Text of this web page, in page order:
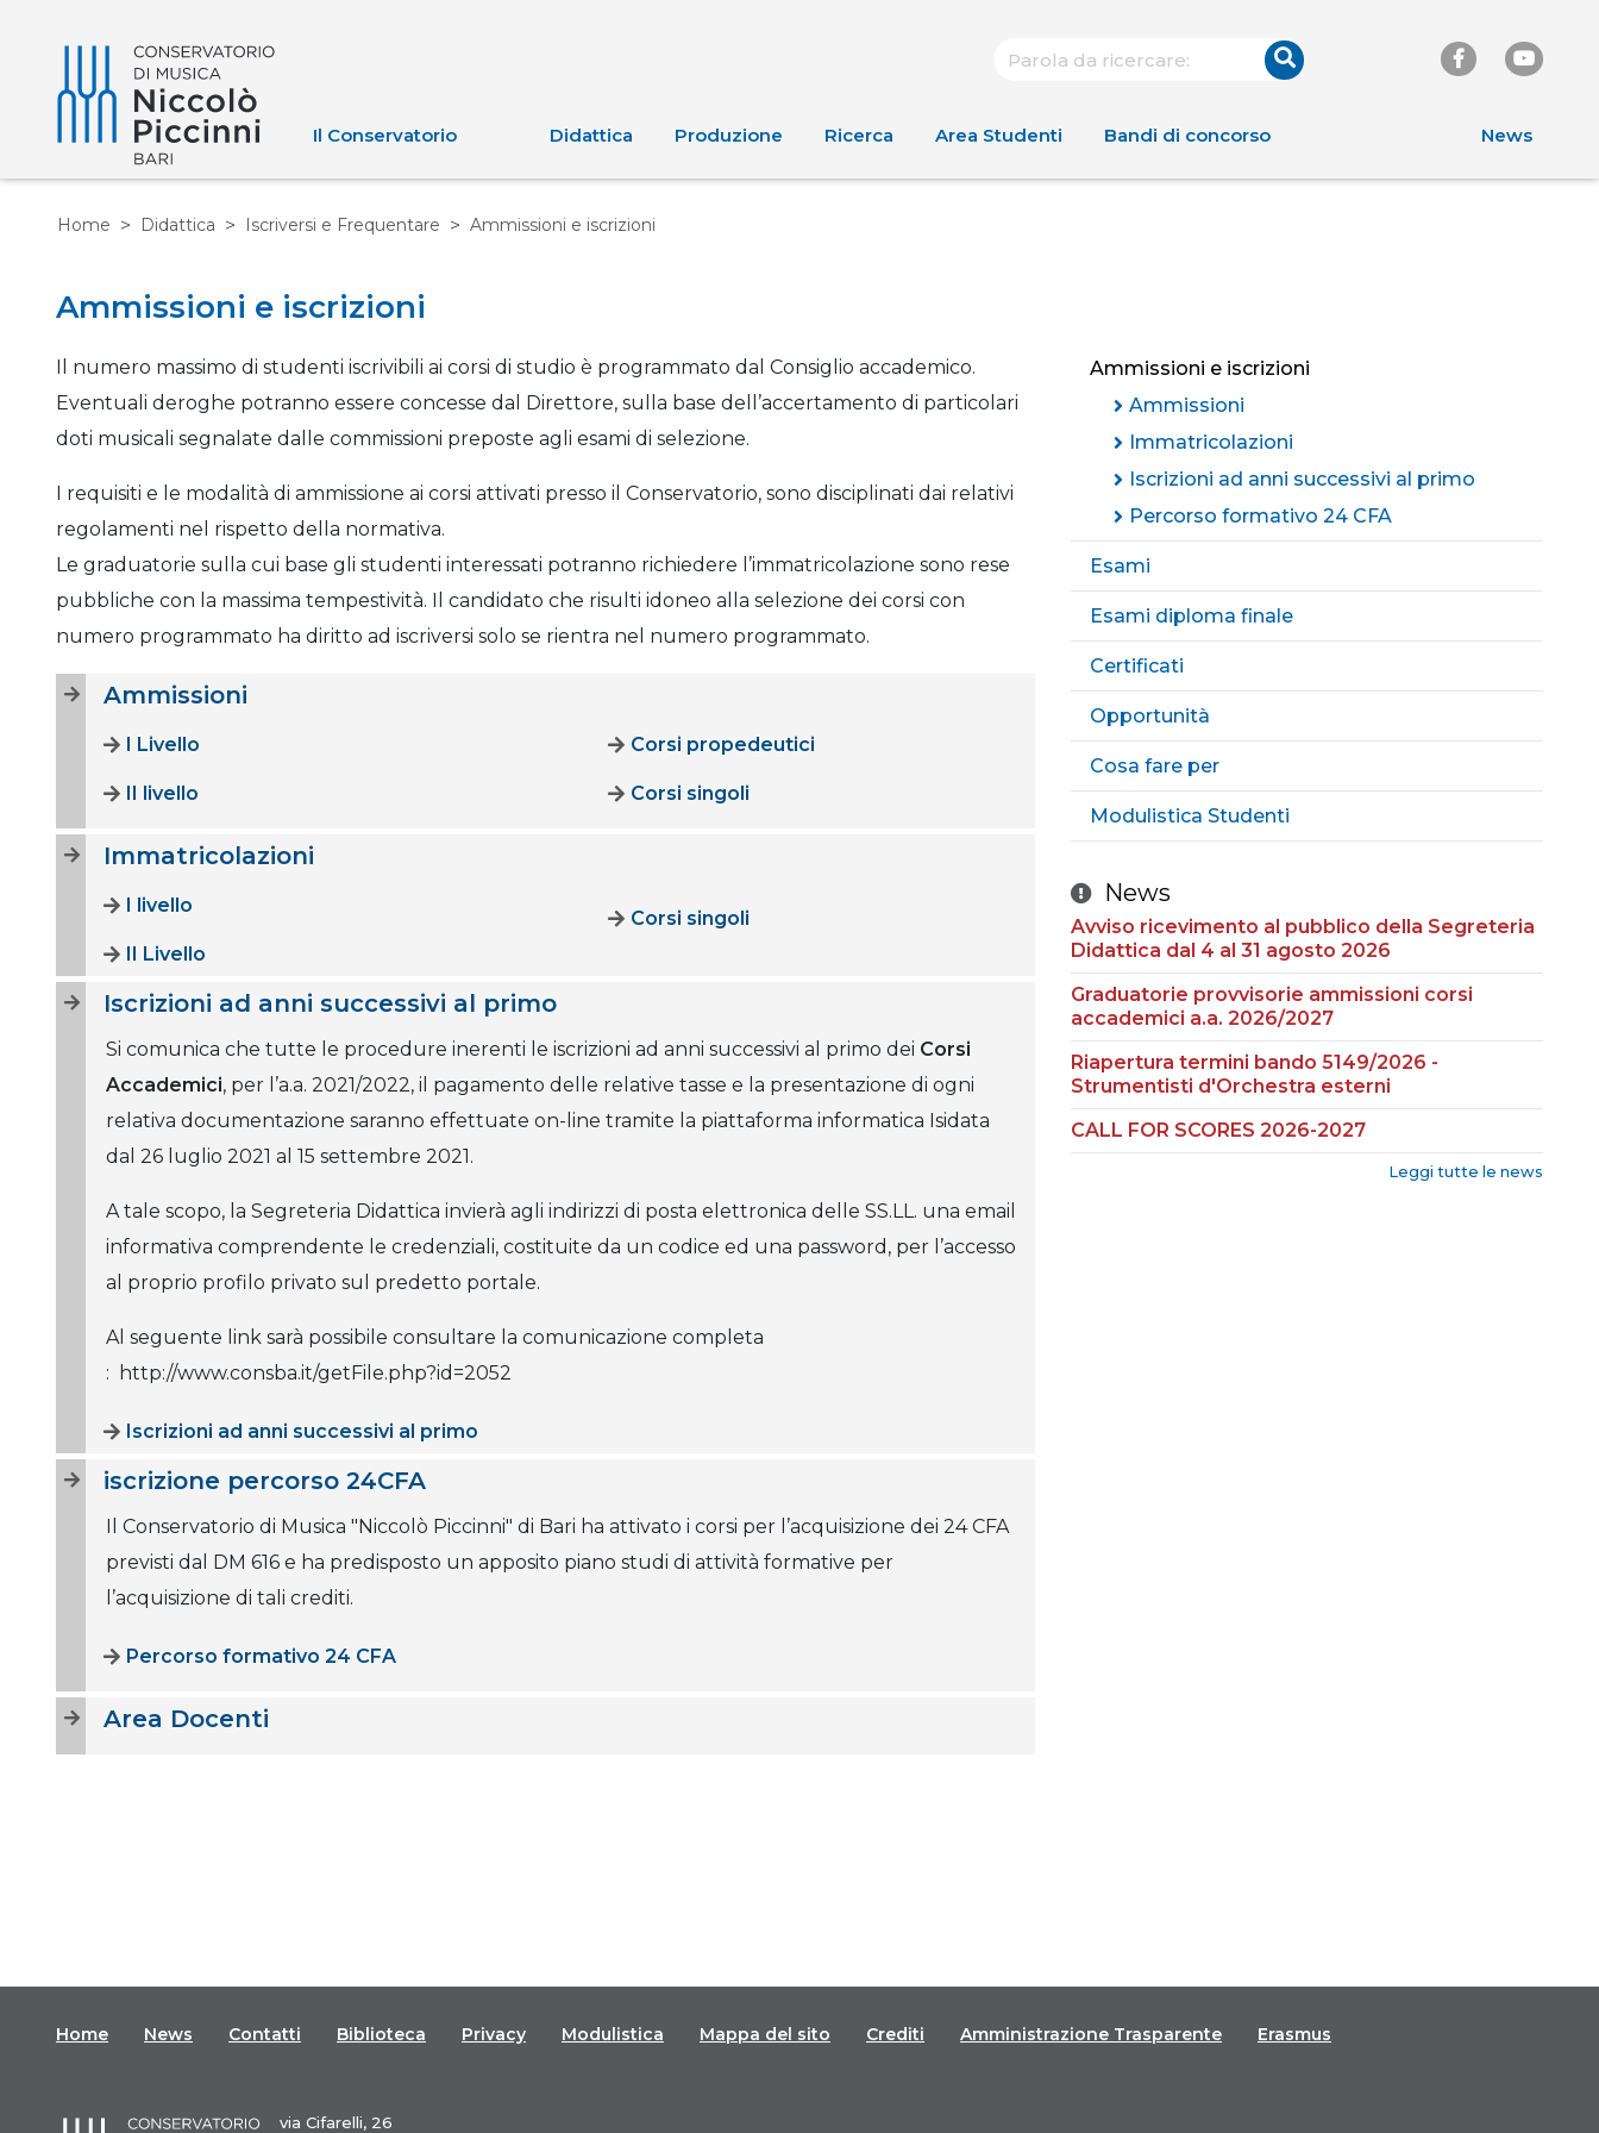
Il Conservatorio Didattica Produzione Ricerca Area Studenti Bandi di concorso News
Home Didattica Iscriversi e Frequentare Ammissioni e iscrizioni
Ammissioni e iscrizioni
Il numero massimo di studenti iscrivibili ai corsi di studio è programmato dal Consiglio accademico.
Eventuali deroghe potranno essere concesse dal Direttore, sulla base dell’accertamento di particolari
doti musicali segnalate dalle commissioni preposte agli esami di selezione.
I requisiti e le modalità di ammissione ai corsi attivati presso il Conservatorio, sono disciplinati dai relativi
regolamenti nel rispetto della normativa.
Le graduatorie sulla cui base gli studenti interessati potranno richiedere l’immatricolazione sono rese
pubbliche con la massima tempestività. Il candidato che risulti idoneo alla selezione dei corsi con
numero programmato ha diritto ad iscriversi solo se rientra nel numero programmato.
Ammissioni
I Livello
II livello
Corsi propedeutici
Corsi singoli
Immatricolazioni
I livello
II Livello
Corsi singoli
Iscrizioni ad anni successivi al primo
Si comunica che tutte le procedure inerenti le iscrizioni ad anni successivi al primo dei Corsi
Accademici, per l’a.a. 2021/2022, il pagamento delle relative tasse e la presentazione di ogni
relativa documentazione saranno effettuate on-line tramite la piattaforma informatica Isidata
dal 26 luglio 2021 al 15 settembre 2021.
A tale scopo, la Segreteria Didattica invierà agli indirizzi di posta elettronica delle SS.LL. una email
informativa comprendente le credenziali, costituite da un codice ed una password, per l’accesso
al proprio profilo privato sul predetto portale.
Al seguente link sarà possibile consultare la comunicazione completa
: http://www.consba.it/getFile.php?id=2052
Iscrizioni ad anni successivi al primo
iscrizione percorso 24CFA
Il Conservatorio di Musica "Niccolò Piccinni" di Bari ha attivato i corsi per l’acquisizione dei 24 CFA
previsti dal DM 616 e ha predisposto un apposito piano studi di attività formative per
l’acquisizione di tali crediti.
Percorso formativo 24 CFA
Area Docenti
Ammissioni e iscrizioni
Ammissioni
Immatricolazioni
Iscrizioni ad anni successivi al primo
Percorso formativo 24 CFA
Esami
Esami diploma finale
Certificati
Opportunità
Cosa fare per
Modulistica Studenti
News
Avviso ricevimento al pubblico della Segreteria
Didattica dal 4 al 31 agosto 2026
Graduatorie provvisorie ammissioni corsi
accademici a.a. 2026/2027
Riapertura termini bando 5149/2026 -
Strumentisti d'Orchestra esterni
CALL FOR SCORES 2026-2027
Leggi tutte le news
Home News Contatti Biblioteca Privacy Modulistica Mappa del sito Crediti Amministrazione Trasparente Erasmus
via Cifarelli, 26